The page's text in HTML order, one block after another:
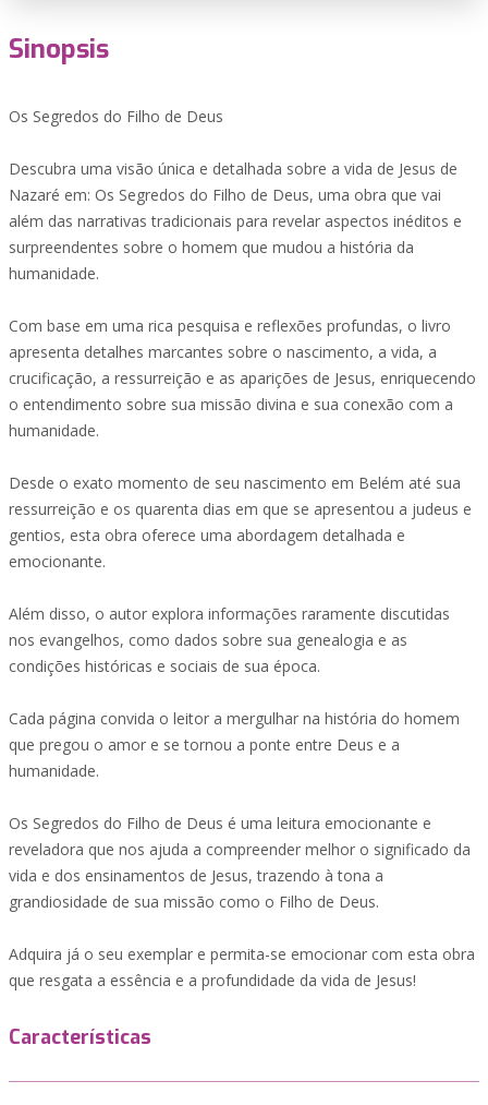
Sinopsis
Os Segredos do Filho de Deus
Descubra uma visão única e detalhada sobre a vida de Jesus de
Nazaré em: Os Segredos do Filho de Deus, uma obra que vai
além das narrativas tradicionais para revelar aspectos inéditos e
surpreendentes sobre o homem que mudou a história da
humanidade.
Com base em uma rica pesquisa e reflexões profundas, o livro
apresenta detalhes marcantes sobre o nascimento, a vida, a
crucificação, a ressurreição e as aparições de Jesus, enriquecendo
o entendimento sobre sua missão divina e sua conexão com a
humanidade.
Desde o exato momento de seu nascimento em Belém até sua
ressurreição e os quarenta dias em que se apresentou a judeus e
gentios, esta obra oferece uma abordagem detalhada e
emocionante.
Além disso, o autor explora informações raramente discutidas
nos evangelhos, como dados sobre sua genealogia e as
condições históricas e sociais de sua época.
Cada página convida o leitor a mergulhar na história do homem
que pregou o amor e se tornou a ponte entre Deus e a
humanidade.
Os Segredos do Filho de Deus é uma leitura emocionante e
reveladora que nos ajuda a compreender melhor o significado da
vida e dos ensinamentos de Jesus, trazendo à tona a
grandiosidade de sua missão como o Filho de Deus.
Adquira já o seu exemplar e permita-se emocionar com esta obra
que resgata a essência e a profundidade da vida de Jesus!
Características